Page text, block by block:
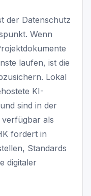
der Datenschutz
Wenn
laufen, ist die
Lokal
KI-
sind in der
als
fordert in
Standards
digitaler